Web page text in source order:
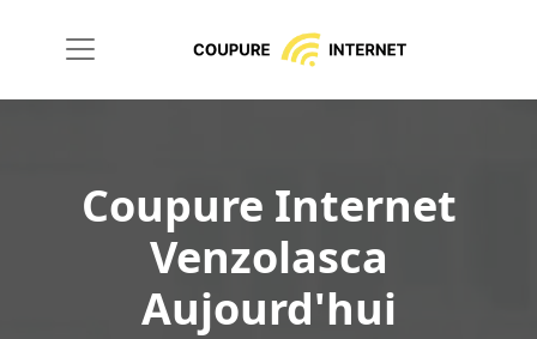
Coupure Internet
Venzolasca
Aujourd'hui